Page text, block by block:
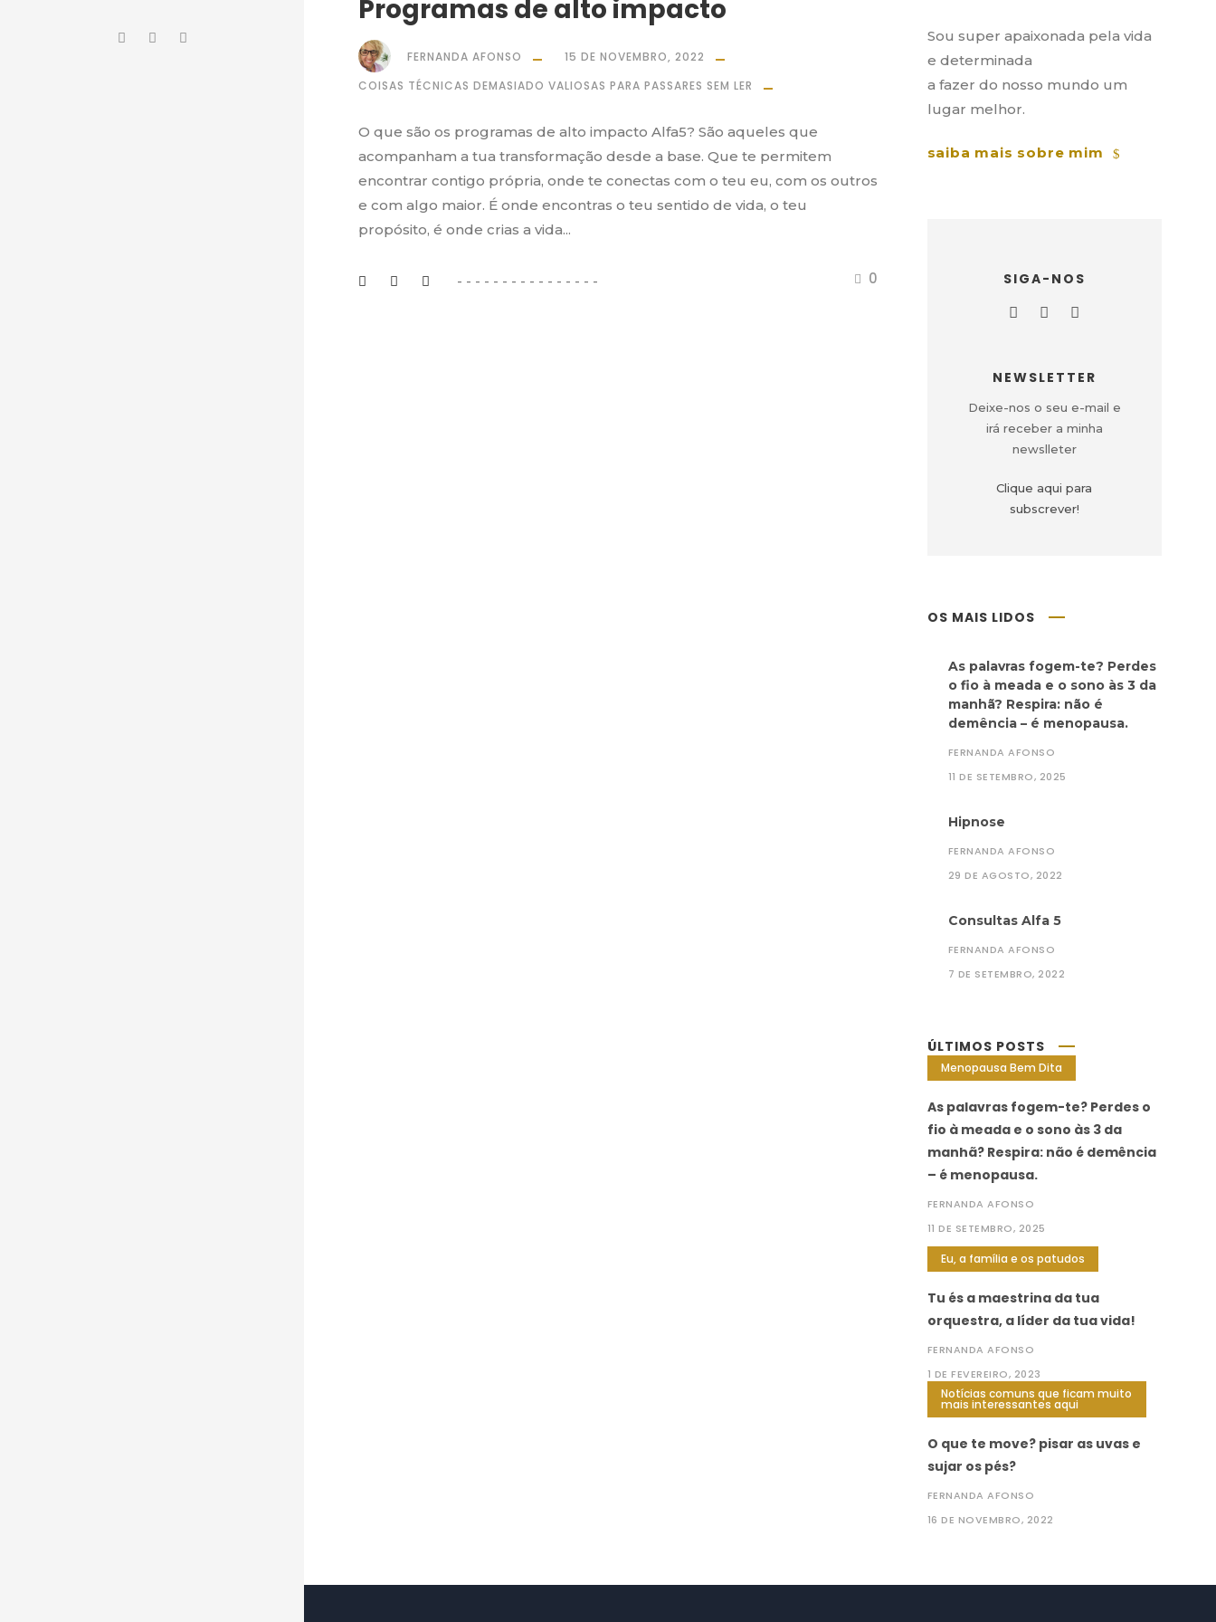
Programas de alto impacto
0
FERNANDA AFONSO
15 DE NOVEMBRO, 2022
COISAS TÉCNICAS DEMASIADO VALIOSAS PARA PASSARES SEM LER
O que são os programas de alto impacto Alfa5? São aqueles que
acompanham a tua transformação desde a base. Que te permitem
encontrar contigo própria, onde te conectas com o teu eu, com os outros
e com algo maior. É onde encontras o teu sentido de vida, o teu
propósito, é onde crias a vida...
Sou super apaixonada pela vida
e determinada
a fazer do nosso mundo um
lugar melhor.
saiba mais sobre mim
SIGA-NOS
NEWSLETTER
Deixe-nos o seu e-mail e
irá receber a minha
newslleter
Clique aqui para
subscrever!
OS MAIS LIDOS
As palavras fogem-te? Perdes
o fio à meada e o sono às 3 da
manhã? Respira: não é
demência – é menopausa.
FERNANDA AFONSO
11 DE SETEMBRO, 2025
Hipnose
FERNANDA AFONSO
29 DE AGOSTO, 2022
Consultas Alfa 5
FERNANDA AFONSO
7 DE SETEMBRO, 2022
ÚLTIMOS POSTS
Menopausa Bem Dita
As palavras fogem-te? Perdes o
fio à meada e o sono às 3 da
manhã? Respira: não é demência
– é menopausa.
FERNANDA AFONSO
11 DE SETEMBRO, 2025
Eu, a família e os patudos
Tu és a maestrina da tua
orquestra, a líder da tua vida!
FERNANDA AFONSO
1 DE FEVEREIRO, 2023
Notícias comuns que ficam muito
mais interessantes aqui
O que te move? pisar as uvas e
sujar os pés?
FERNANDA AFONSO
16 DE NOVEMBRO, 2022